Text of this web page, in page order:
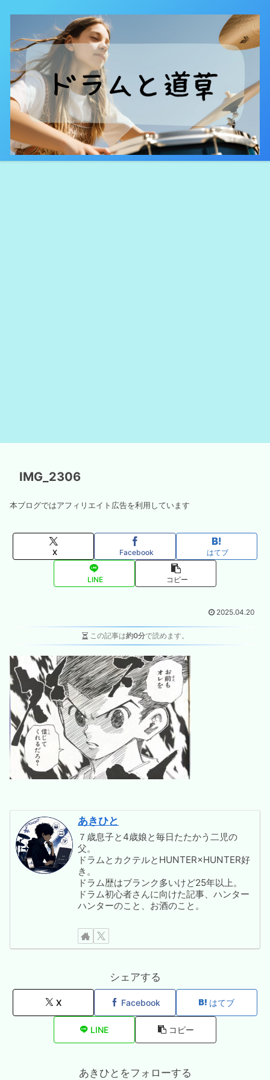
IMG_2306
本ブログではアフィリエイト広告を利用しています
X Facebook はてブ
LINE コピー
2025.04.20
この記事は約0分で読めます。
あきひと
７歳息子と4歳娘と毎日たたかう二児の
父。
ドラムとカクテルとHUNTER×HUNTER好
き。
ドラム歴はブランク多いけど25年以上。
ドラム初心者さんに向けた記事、ハンター
ハンターのこと、お酒のこと。
シェアする
X Facebook はてブ
LINE コピー
あきひとをフォローする